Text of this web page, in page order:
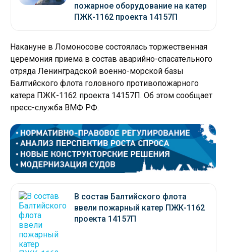
пожарное оборудование на катер
ПЖК-1162 проекта 14157П
Накануне в Ломоносове состоялась торжественная
церемония приема в состав аварийно-спасательного
отряда Ленинградской военно-морской базы
Балтийского флота головного противопожарного
катера ПЖК-1162 проекта 14157П. Об этом сообщает
пресс-служба ВМФ РФ.
В состав Балтийского флота
ввели пожарный катер ПЖК-1162
проекта 14157П